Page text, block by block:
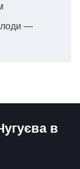
—
в